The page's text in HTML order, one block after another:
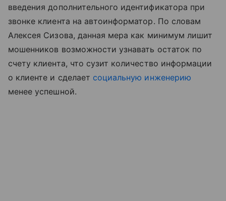
введения дополнительного идентификатора при
звонке клиента на автоинформатор. По словам
Алексея Сизова, данная мера как минимум лишит
мошенников возможности узнавать остаток по
счету клиента, что сузит количество информации
о клиенте и сделает социальную инженерию
менее успешной.